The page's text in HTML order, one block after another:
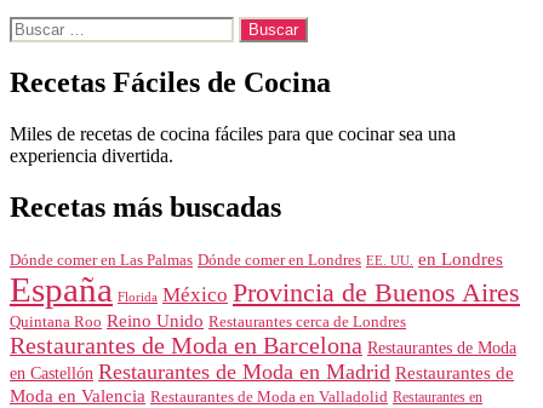
Buscar:
Recetas Fáciles de Cocina
Miles de recetas de cocina fáciles para que cocinar sea una
experiencia divertida.
Recetas más buscadas
Dónde comer en Las Palmas Dónde comer en Londres EE. UU. en Londres
España Florida México Provincia de Buenos Aires
Quintana Roo Reino Unido Restaurantes cerca de Londres
Restaurantes de Moda en Barcelona Restaurantes de Moda
en Castellón Restaurantes de Moda en Madrid Restaurantes de
Moda en Valencia Restaurantes de Moda en Valladolid Restaurantes en